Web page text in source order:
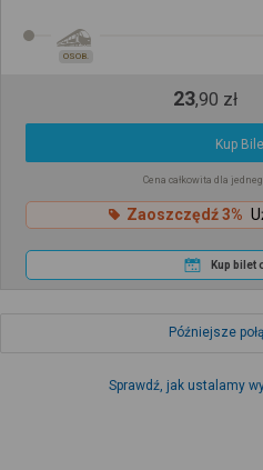
OSOB.
23,90 zł
Kup
Cena całkowita dla
Zaoszczędź 3%
Kup bilet
Późniejsze
Sprawdź, jak ustalamy